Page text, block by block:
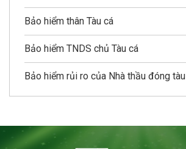
Bảo hiểm thân Tàu cá
Bảo hiểm TNDS chủ Tàu cá
Bảo hiểm rủi ro của Nhà thầu đóng tàu